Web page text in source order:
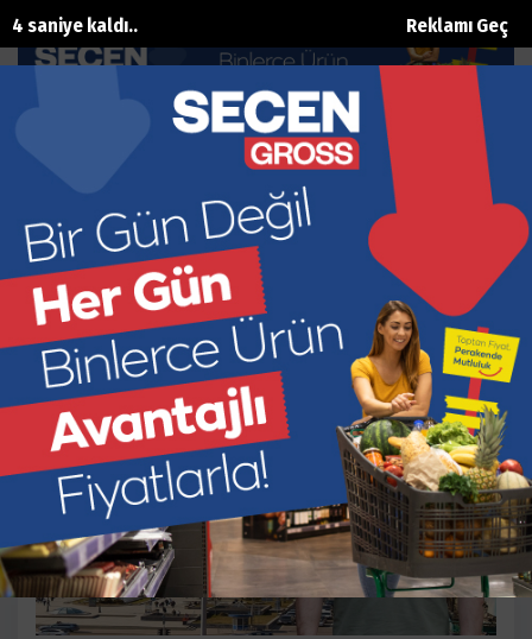
Reklamı Geç
3 saniye kaldı..
Düğümü Zelenskiy çözecek
Ana Sayfa Dünya